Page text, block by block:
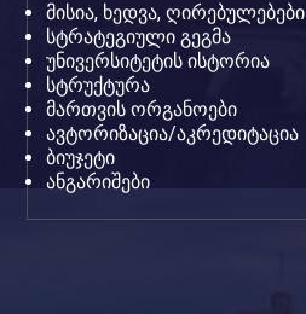
მისია, ხედვა, ღირებულებები
სტრატეგიული გეგმა
უნივერსიტეტის ისტორია
სტრუქტურა
მართვის ორგანოები
ავტორიზაცია/აკრედიტაცია
ბიუჯეტი
ანგარიშები